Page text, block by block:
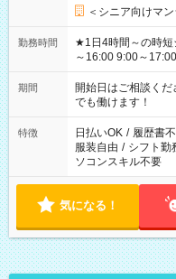
＜シニア向けマン
勤務時間
★1日4時間～の時短シフトOK ★スタート
～16:00 9:00～17:00
の場合、他のお仕
せん ※法令に基づ
象となります ※労働
り、短時間・短期
期間
開始日はご相談く
でも働けます！
特徴 日払いOK / 履歴書
服装自由 / シフト勤
ソコンスキル不要
気になる！